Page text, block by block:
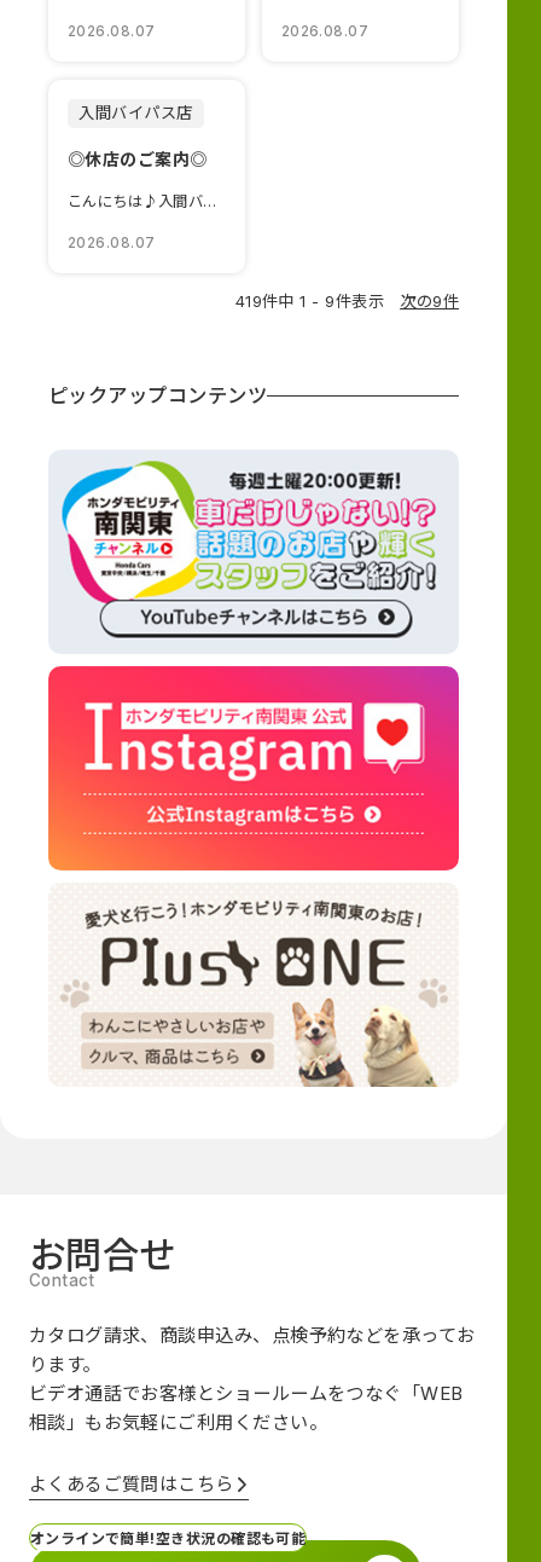
2026.08.07 2026.08.07
入間バイパス店
2026.08.07
◎休店のご案内◎
こんにちは♪入間バイパス店です！いつもブログをご覧いただきありがと...
419件中 1 - 9件表示 次の9件
ピックアップコンテンツ
お問合せ
カタログ請求、商談申込み、点検予約などを承ってお
ります。
ビデオ通話でお客様とショールームをつなぐ
「WEB
相談」も お気軽にご利用ください。
よくあるご質問はこちら
オンラインで簡単!空き状況の確認も可能